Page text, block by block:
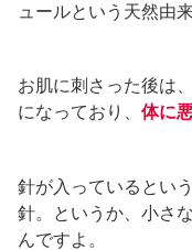
ュールという天然由
お肌に刺さった後は、
になっており、 体に
針が入っているとい
針。というか、小さ
んですよ。